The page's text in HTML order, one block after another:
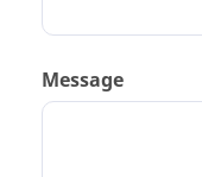
Message